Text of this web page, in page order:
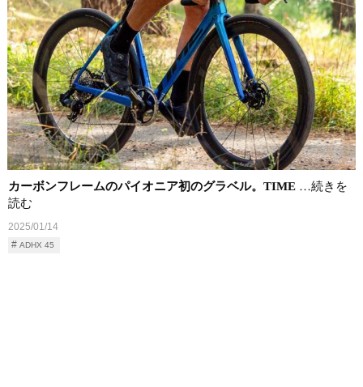
カーボンフレームのパイオニア初のグラベル。TIME …続きを
読む
2025/01/14
ADHX 45